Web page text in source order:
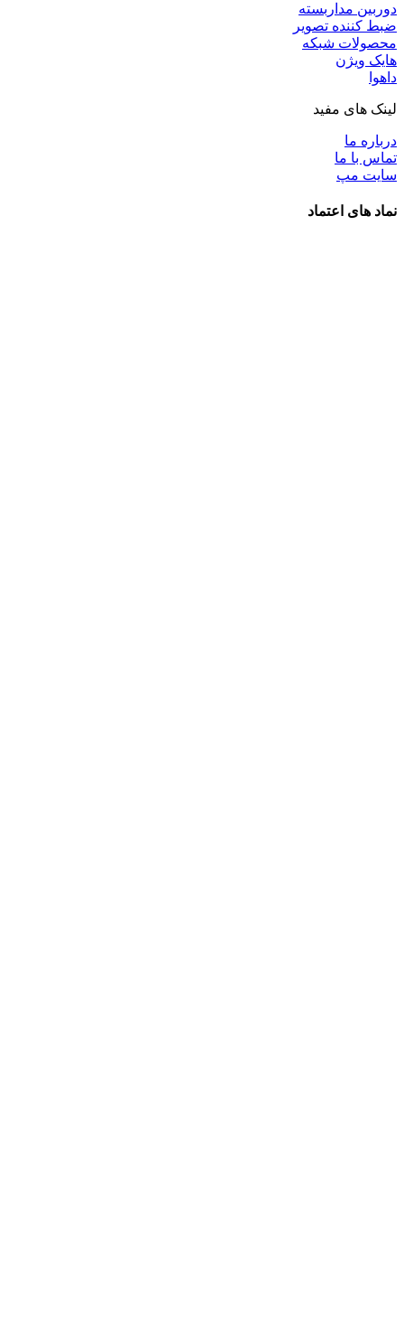
دوربین مداربسته
ضبط کننده تصویر
محصولات شبکه
هایک ویژن
داهوا
لینک های مفید
درباره ما
تماس با ما
سایت مپ
نماد های اعتماد